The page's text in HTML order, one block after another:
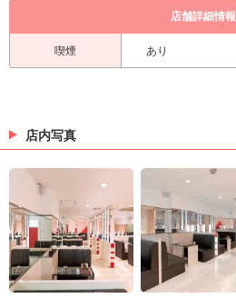
店舗詳細情報
喫煙 あり
店内写真